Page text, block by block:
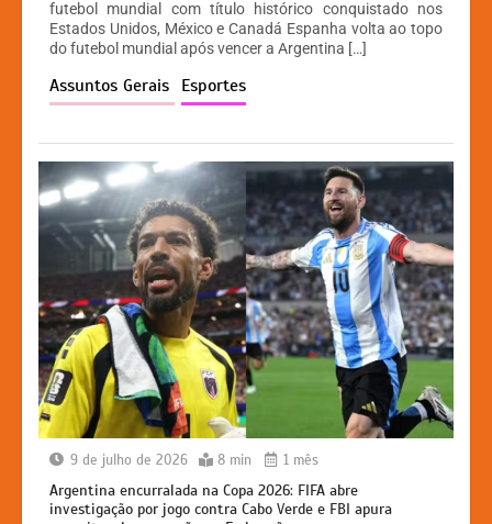
s
A
p
e
b
o
k
s
e
n
er
y
Li
n
futebol mundial com título histórico conquistado nos
Estados Unidos, México e Canadá Espanha volta ao topo
do futebol mundial após vencer a Argentina […]
Assuntos Gerais Esportes
9 de julho de 2026 8 min 1 mês
Argentina encurralada na Copa 2026: FIFA abre
investigação por jogo contra Cabo Verde e FBI apura